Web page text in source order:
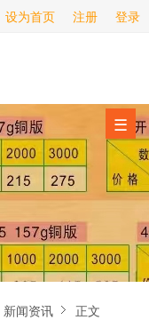
登录
注册
设为首页
☰
新闻资讯 正文